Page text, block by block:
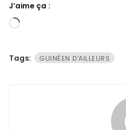
J’aime ça :
Chargement…
Tags: GUINÉEN D'AILLEURS